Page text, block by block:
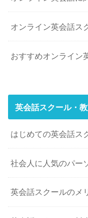
オンライン英会話ス
おすすめオンライン
英会話スクール・
はじめての英会話ス
社会人に人気のパー
英会話スクールのメ